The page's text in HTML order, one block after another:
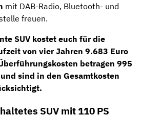
mit DAB-Radio, Bluetooth- und
freuen.
SUV kostet euch für die
von vier Jahren 9.683 Euro
betragen 995
sind in den Gesamtkosten
SUV mit 110 PS